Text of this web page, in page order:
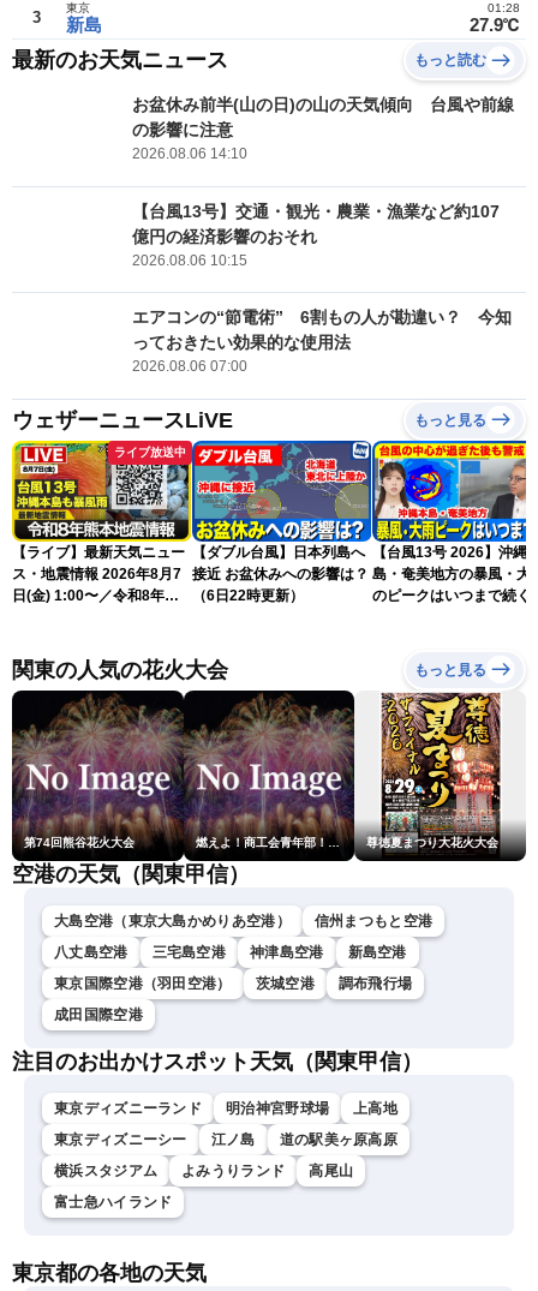
3 新島
東京
27.9℃
01:28
最新のお天気ニュース もっと読む
お盆休み前半(山の日)の山の天気傾向 台風や前線
の影響に注意
2026.08.06 14:10
【台風13号】交通・観光・農業・漁業など約107
億円の経済影響のおそれ
2026.08.06 10:15
エアコンの“節電術” 6割もの人が勘違い？ 今知
っておきたい効果的な使用法
2026.08.06 07:00
ウェザーニュースLiVE もっと見る
ライブ放送中
【ライブ】最新天気ニュー
ス・地震情報 2026年8月7
日(金) 1:00〜／令和8年熊
スLiVE〉
【ダブル台風】日本列島へ
接近 お盆休みへの影響は？
（6日22時更新）
【台風13号 2026】沖縄
島・奄美地方の暴風・大
のピークはいつまで続く
関東の人気の花火大会 もっと見る
第74回熊谷花火大会 燃えよ！商工会青年部！！第23回こうのす花火大会 尊徳夏まつり大花火大会
空港の天気（関東甲信）
大島空港（東京大島かめりあ空港）
信州まつもと空港
八丈島空港
三宅島空港 神津島空港
新島空港
東京国際空港（羽田空港）
茨城空港
調布飛行場
成田国際空港
注目のお出かけスポット天気（関東甲信）
東京ディズニーランド 明治神宮野球場
上高地
東京ディズニーシー
江ノ島
道の駅美ヶ原高原
横浜スタジアム
よみうりランド
高尾山
富士急ハイランド
東京都の各地の天気